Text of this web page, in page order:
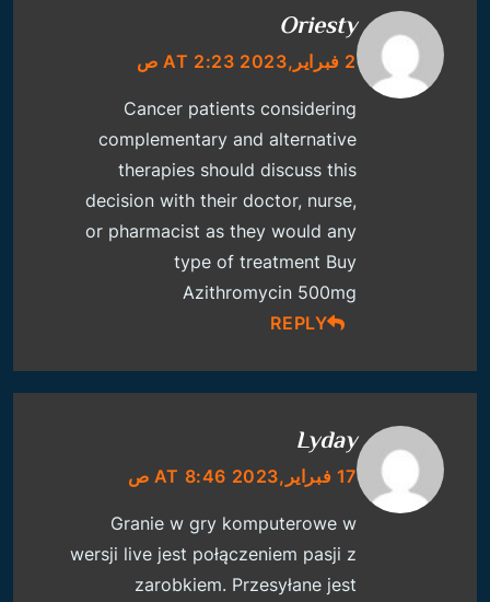
Oriesty
2 فبراير,2023 AT 2:23 ص
Cancer patients considering
complementary and alternative
therapies should discuss this
decision with their doctor, nurse,
or pharmacist as they would any
type of treatment Buy
Azithromycin 500mg
REPLY
Lyday
17 فبراير,2023 AT 8:46 ص
Granie w gry komputerowe w
wersji live jest połączeniem pasji z
zarobkiem. Przesyłane jest